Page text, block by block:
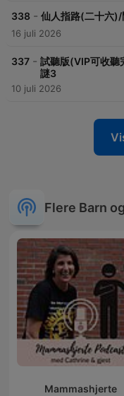
★舉辦超過千場親子故
任何想對叮噹媽咪說的話
https://
聽說有故事官網
chbigeyes@gmail.com
338 - 仙人指路(二十六
16 juli 2026
337 - 試聽版(VIP可收聽
謎3
10 juli 2026
Flere Barn
Mammashjerte